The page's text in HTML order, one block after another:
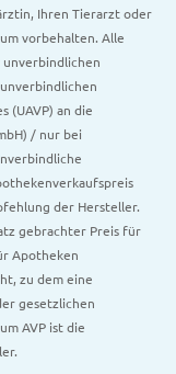
Ihren Tierarzt oder
vorbehalten. Alle
(UAVP) an die
/ nur bei
der Hersteller.
gebrachter Preis für
Apotheken
zu dem eine
gesetzlichen
AVP ist die